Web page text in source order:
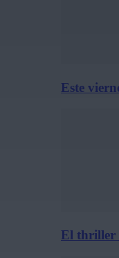
Este
El thriller